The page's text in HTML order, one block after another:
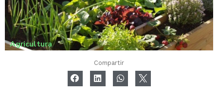
Agricultura
Compartir